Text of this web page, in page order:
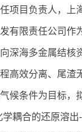
项目负责人，上
有限责任公司作
深海多金属结核
高效分离、尾渣
候条件为目标，
耦合的还原溶出